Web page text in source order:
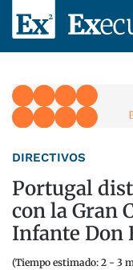
Skip to main
DIRECTIVOS
Portugal
con la Gran
Infante Don
(Tiempo estimado: 2 - 3